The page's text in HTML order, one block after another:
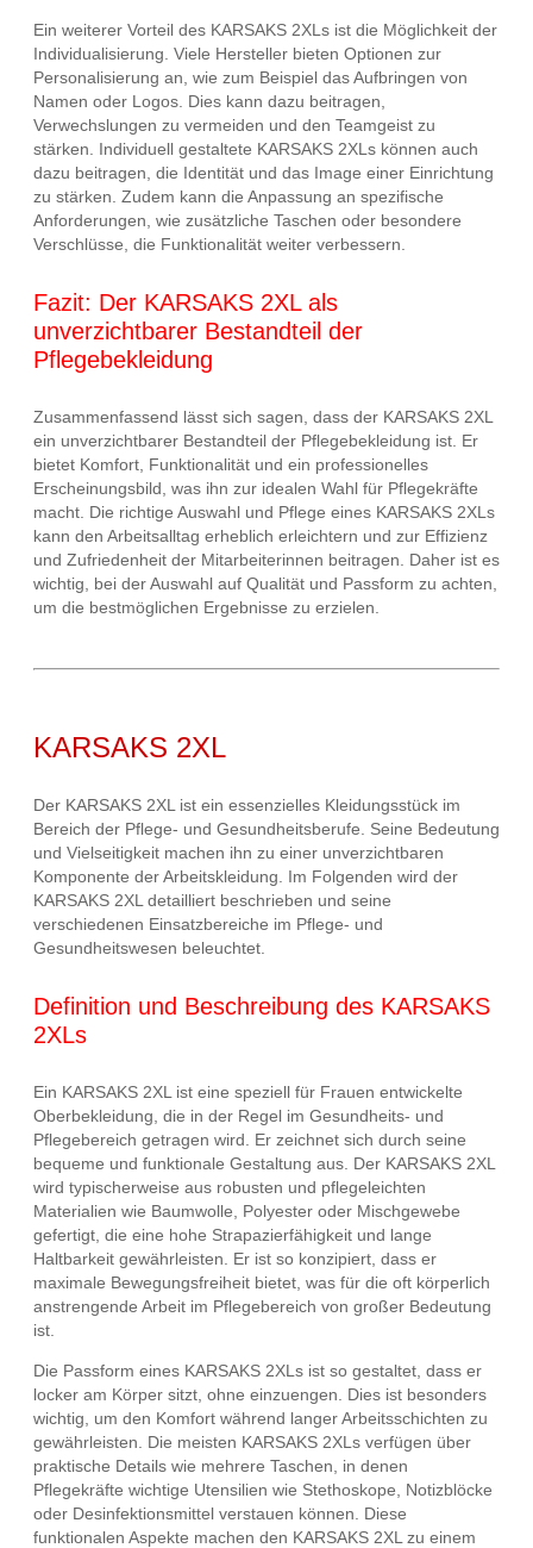
Ein weiterer Vorteil des KARSAKS 2XLs ist die Möglichkeit der
Individualisierung. Viele Hersteller bieten Optionen zur
Personalisierung an, wie zum Beispiel das Aufbringen von
Namen oder Logos. Dies kann dazu beitragen,
Verwechslungen zu vermeiden und den Teamgeist zu
stärken. Individuell gestaltete KARSAKS 2XLs können auch
dazu beitragen, die Identität und das Image einer Einrichtung
zu stärken. Zudem kann die Anpassung an spezifische
Anforderungen, wie zusätzliche Taschen oder besondere
Verschlüsse, die Funktionalität weiter verbessern.
Fazit: Der KARSAKS 2XL als
unverzichtbarer Bestandteil der
Pflegebekleidung
Zusammenfassend lässt sich sagen, dass der KARSAKS 2XL
ein unverzichtbarer Bestandteil der Pflegebekleidung ist. Er
bietet Komfort, Funktionalität und ein professionelles
Erscheinungsbild, was ihn zur idealen Wahl für Pflegekräfte
macht. Die richtige Auswahl und Pflege eines KARSAKS 2XLs
kann den Arbeitsalltag erheblich erleichtern und zur Effizienz
und Zufriedenheit der Mitarbeiterinnen beitragen. Daher ist es
wichtig, bei der Auswahl auf Qualität und Passform zu achten,
um die bestmöglichen Ergebnisse zu erzielen.
KARSAKS 2XL
Der KARSAKS 2XL ist ein essenzielles Kleidungsstück im
Bereich der Pflege- und Gesundheitsberufe. Seine Bedeutung
und Vielseitigkeit machen ihn zu einer unverzichtbaren
Komponente der Arbeitskleidung. Im Folgenden wird der
KARSAKS 2XL detailliert beschrieben und seine
verschiedenen Einsatzbereiche im Pflege- und
Gesundheitswesen beleuchtet.
Definition und Beschreibung des KARSAKS
2XLs
Ein KARSAKS 2XL ist eine speziell für Frauen entwickelte
Oberbekleidung, die in der Regel im Gesundheits- und
Pflegebereich getragen wird. Er zeichnet sich durch seine
bequeme und funktionale Gestaltung aus. Der KARSAKS 2XL
wird typischerweise aus robusten und pflegeleichten
Materialien wie Baumwolle, Polyester oder Mischgewebe
gefertigt, die eine hohe Strapazierfähigkeit und lange
Haltbarkeit gewährleisten. Er ist so konzipiert, dass er
maximale Bewegungsfreiheit bietet, was für die oft körperlich
anstrengende Arbeit im Pflegebereich von großer Bedeutung
ist.
Die Passform eines KARSAKS 2XLs ist so gestaltet, dass er
locker am Körper sitzt, ohne einzuengen. Dies ist besonders
wichtig, um den Komfort während langer Arbeitsschichten zu
gewährleisten. Die meisten KARSAKS 2XLs verfügen über
praktische Details wie mehrere Taschen, in denen
Pflegekräfte wichtige Utensilien wie Stethoskope, Notizblöcke
oder Desinfektionsmittel verstauen können. Diese
funktionalen Aspekte machen den KARSAKS 2XL zu einem